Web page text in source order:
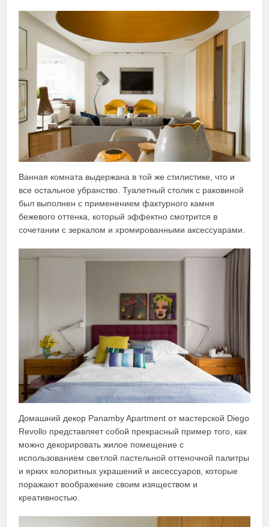
Ванная комната выдержана в той же стилистике, что и
все остальное убранство. Туалетный столик с раковиной
был выполнен с применением фактурного камня
бежевого оттенка, который эффектно смотрится в
сочетании с зеркалом и хромированными аксессуарами.
Домашний декор Panamby Apartment от мастерской Diego
Revollo представляет собой прекрасный пример того, как
можно декорировать жилое помещение с
использованием светлой пастельной оттеночной палитры
и ярких колоритных украшений и аксессуаров, которые
поражают воображение своим изяществом и
креативностью.